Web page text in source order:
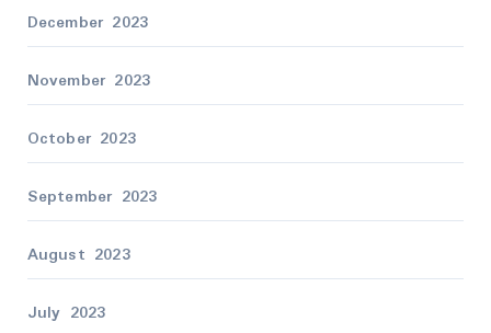
December 2023
November 2023
October 2023
September 2023
August 2023
July 2023